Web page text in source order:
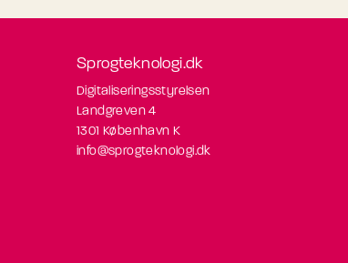
Sprogteknologi.dk
Digitaliseringsstyrelsen
Landgreven 4
1301 København K
info@sprogteknologi.dk